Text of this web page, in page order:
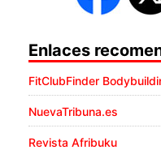
Enlaces
FitClubFinder
NuevaTribuna.es
Revista Afribuku